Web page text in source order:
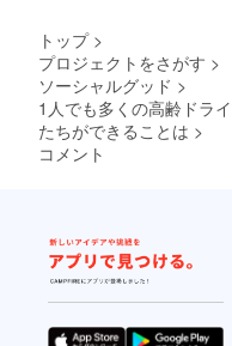
トップ >
プロジェクトをさがす >
ソーシャルグッド >
1人でも多くの高齢ドラ
たちができることは >
コメント